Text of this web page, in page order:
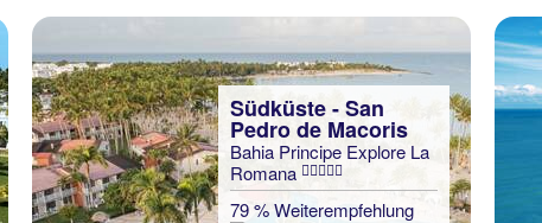
Südküste - San
Pedro de Macoris
Bahia Principe Explore La
Romana
79 % Weiterempfehlung